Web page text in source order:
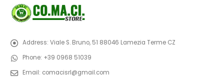
Address: Viale S. Bruno, 51 88046 Lamezia Terme CZ
Phone: +39 0968 51039
Email: comacisrl@gmail.com